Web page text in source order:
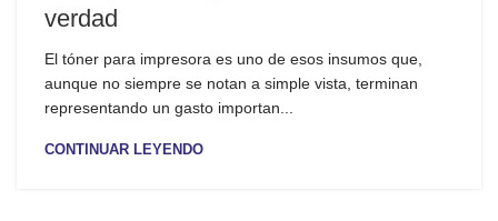
verdad
El tóner para impresora es uno de esos insumos que,
aunque no siempre se notan a simple vista, terminan
representando un gasto importan...
CONTINUAR LEYENDO